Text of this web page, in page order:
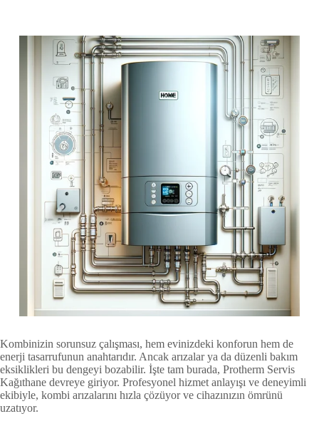
Kombinizin sorunsuz çalışması, hem evinizdeki konforun hem de
enerji tasarrufunun anahtarıdır. Ancak arızalar ya da düzenli bakım
eksiklikleri bu dengeyi bozabilir. İşte tam burada, Protherm Servis
Kağıthane devreye giriyor. Profesyonel hizmet anlayışı ve deneyimli
ekibiyle, kombi arızalarını hızla çözüyor ve cihazınızın ömrünü
uzatıyor.